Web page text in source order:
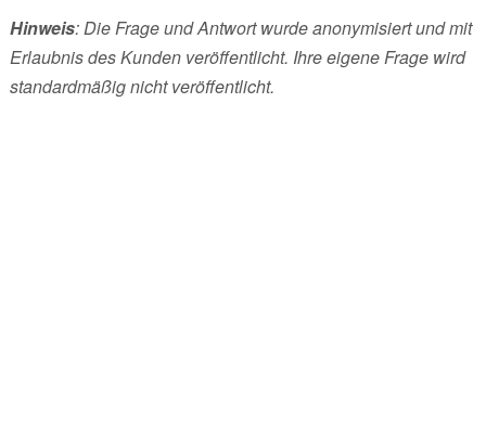
Hinweis: Die Frage und Antwort wurde anonymisiert und mit
Erlaubnis des Kunden veröffentlicht. Ihre eigene Frage wird
standardmäßig nicht veröffentlicht.